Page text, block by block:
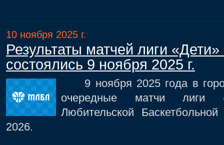
10 ноября 2025 г.
Результаты матчей лиги
состоялись 9 ноября 2025 г.
9 ноября 2025 года в
очередные матчи лиги
Любительской
2026.